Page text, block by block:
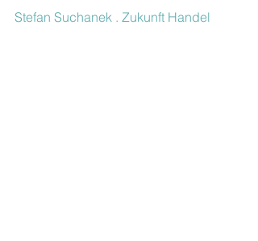
Stefan Suchanek . Zukunft Handel